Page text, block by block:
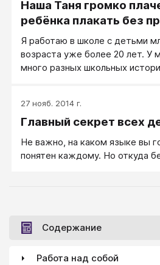
Наша Таня громко
ребёнка плакать без
Я работаю в школе с детьми
возраста уже более 20 лет. У
много разных школьных
27 нояб. 2014 г.
Главный секрет всех
Не важно, на каком языке вы
понятен каждому. Но откуда
Содержание
Работа над собой